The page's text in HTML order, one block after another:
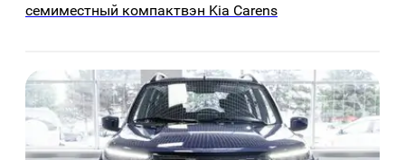
семиместный компактвэн Kia Carens